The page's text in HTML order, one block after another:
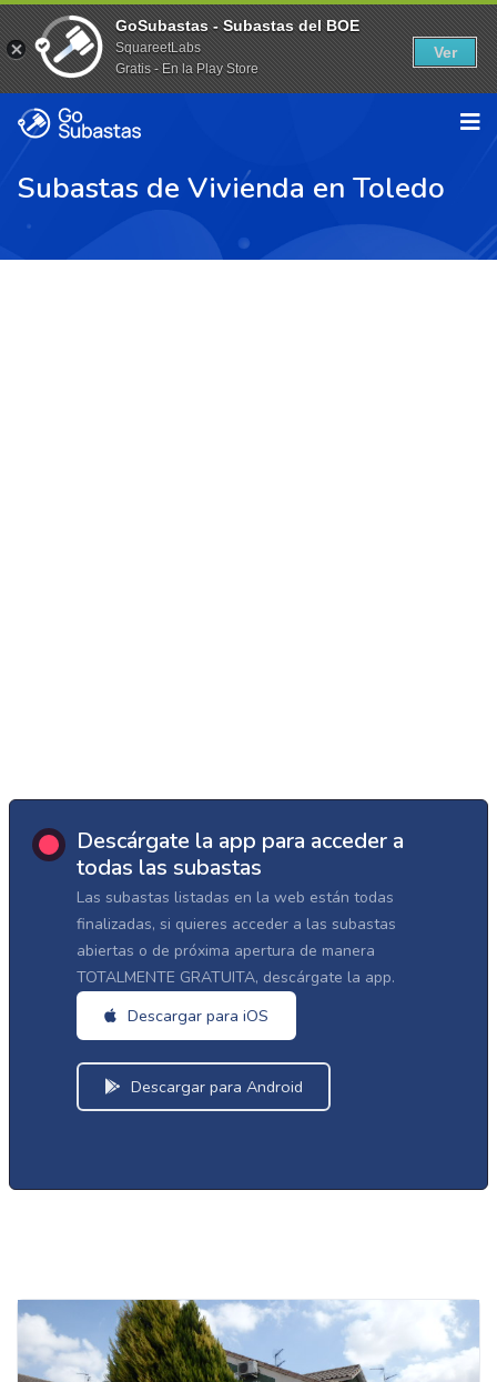
Subastas de Vivienda en Toledo
Descárgate la app para acceder a
todas las subastas
Las subastas listadas en la web están todas
finalizadas, si quieres acceder a las subastas
abiertas o de próxima apertura de manera
TOTALMENTE GRATUITA, descárgate la app.
Descargar para iOS
Descargar para Android
GoSubastas - Subastas del BOE
SquareetLabs
Gratis - En la Play Store
Ver